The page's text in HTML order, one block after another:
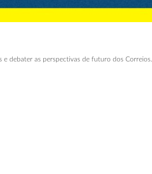
debater as perspectivas de futuro dos Correios.